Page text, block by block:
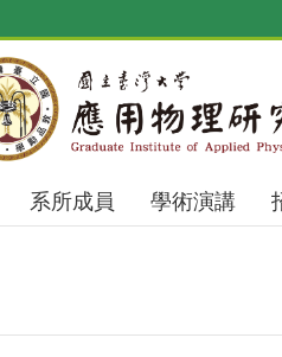
系所成員 學術演講